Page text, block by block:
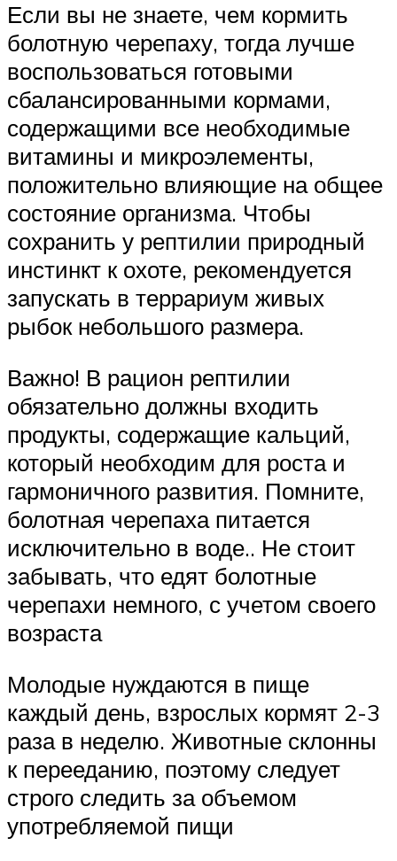
Если вы не знаете, чем кормить
болотную черепаху, тогда лучше
воспользоваться готовыми
сбалансированными кормами,
содержащими все необходимые
витамины и микроэлементы,
положительно влияющие на общее
состояние организма. Чтобы
сохранить у рептилии природный
инстинкт к охоте, рекомендуется
запускать в террариум живых
рыбок небольшого размера.
Важно! В рацион рептилии
обязательно должны входить
продукты, содержащие кальций,
который необходим для роста и
гармоничного развития. Помните,
болотная черепаха питается
исключительно в воде.. Не стоит
забывать, что едят болотные
черепахи немного, с учетом своего
возраста
Молодые нуждаются в пище
каждый день, взрослых кормят 2-3
раза в неделю. Животные склонны
к перееданию, поэтому следует
строго следить за объемом
употребляемой пищи